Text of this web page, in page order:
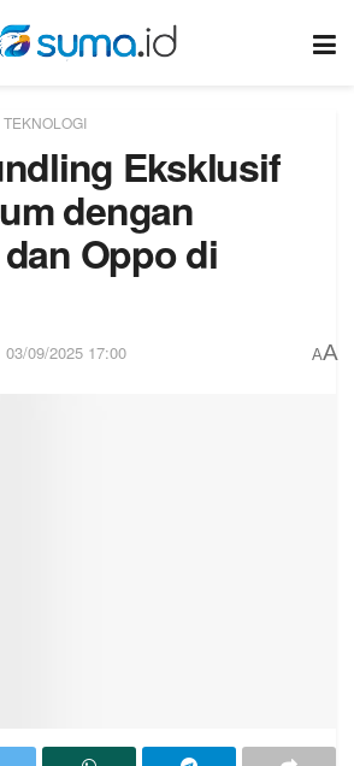
TEKNOLOGI
Eksklusif
dengan
Oppo di
03/09/2025 17:00 AA